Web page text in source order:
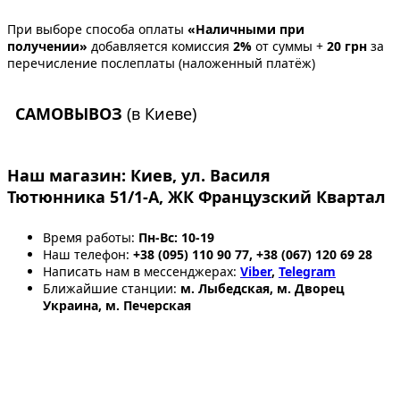
При выборе способа оплаты «Наличными при
получении» добавляется комиссия 2% от суммы + 20 грн за
перечисление послеплаты (наложенный платёж)
САМОВЫВОЗ (в Киеве)
Наш магазин: Киев, ул. Василя
Тютюнника 51/1-А, ЖК Французский Квартал
Время работы: Пн-Вс: 10-19
Наш телефон: +38 (095) 110 90 77, +38 (067) 120 69 28
Написать нам в мессенджерах: Viber, Telegram
Ближайшие станции: м. Лыбедская, м. Дворец
Украина, м. Печерская